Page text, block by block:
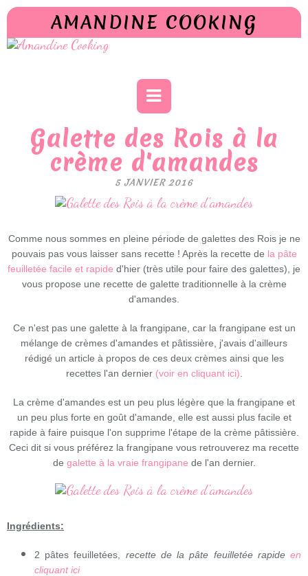
AMANDINE COOKING
Galette des Rois à la
crème d'amandes
5 JANVIER 2016
Comme nous sommes en pleine période de galettes des Rois je ne
pouvais pas vous laisser sans recette ! Après la recette de la pâte
feuilletée facile et rapide d'hier (très utile pour faire des galettes), je
vous propose une recette de galette traditionnelle à la crème
d'amandes.
Ce n'est pas une galette à la frangipane, car la frangipane est un
mélange de crèmes d'amandes et pâtissière, j'avais d'ailleurs
rédigé un article à propos de ces deux crèmes ainsi que les
recettes l'an dernier (voir en cliquant ici)
La crème d'amandes est un peu plus légère que la frangipane et
un peu plus forte en goût d'amande, elle est aussi plus facile et
rapide à faire puisque l'on supprime l'étape de la crème pâtissière.
Ceci dit si vous préférez la frangipane vous retrouverez ma recette
de galette à la vraie frangipane de l'an dernier.
Ingrédients:
2 pâtes feuilletées, recette de la pâte feuilletée rapideen
cliquant ici